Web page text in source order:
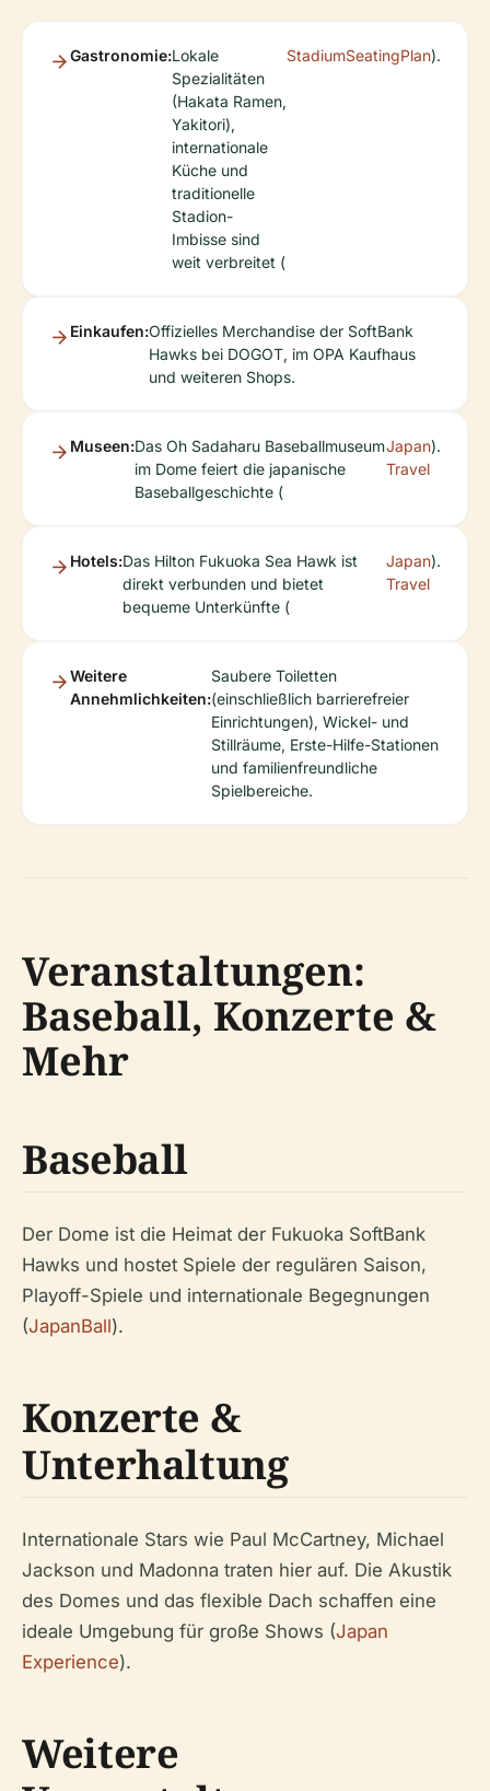
Gastronomie:Lokale
Spezialitäten
(Hakata Ramen,
Yakitori),
internationale
Küche und
traditionelle
Stadion-
Imbisse sind
weit verbreitet (
StadiumSeatingPlan).
Einkaufen:Offizielles Merchandise der SoftBank
Hawks bei DOGOT, im OPA Kaufhaus
und weiteren Shops.
Museen:Das Oh Sadaharu Baseballmuseum
im Dome feiert die japanische
Baseballgeschichte (
Japan
Travel
).
Hotels:Das Hilton Fukuoka Sea Hawk ist
direkt verbunden und bietet
bequeme Unterkünfte (
Japan
Travel
).
Weitere
Annehmlichkeiten:
Saubere Toiletten
(einschließlich barrierefreier
Einrichtungen), Wickel- und
Stillräume, Erste-Hilfe-Stationen
und familienfreundliche
Spielbereiche.
Veranstaltungen:
Baseball, Konzerte &
Mehr
Baseball
Der Dome ist die Heimat der Fukuoka SoftBank
Hawks und hostet Spiele der regulären Saison,
Playoff-Spiele und internationale Begegnungen
(JapanBall).
Konzerte &
Unterhaltung
Internationale Stars wie Paul McCartney, Michael
Jackson und Madonna traten hier auf. Die Akustik
des Domes und das flexible Dach schaffen eine
ideale Umgebung für große Shows (Japan
Experience).
Weitere